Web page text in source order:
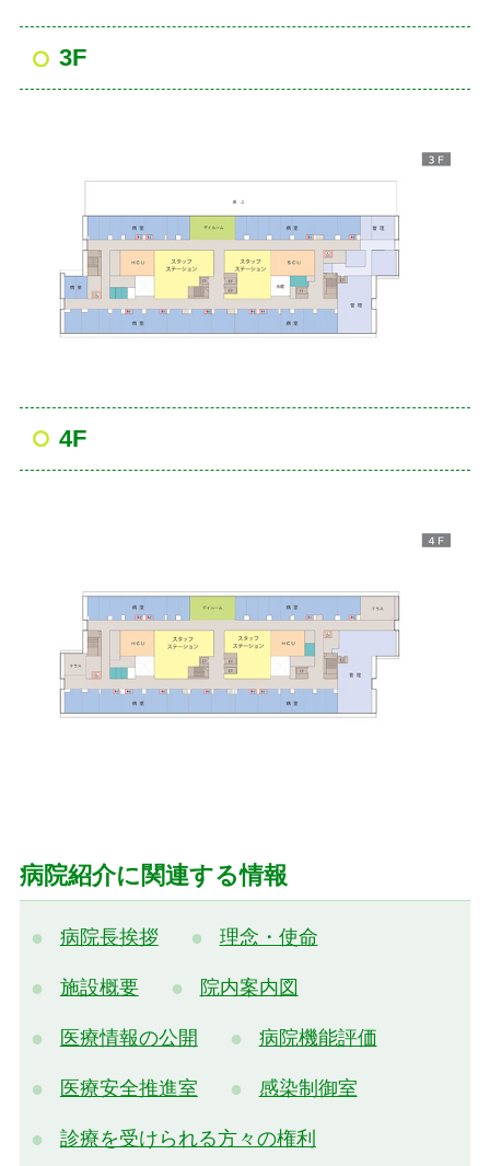
3F
4F
病院紹介に関連する情報
病院長挨拶 理念・使命
施設概要 院内案内図
医療情報の公開 病院機能評価
医療安全推進室 感染制御室
診療を受けられる方々の権利